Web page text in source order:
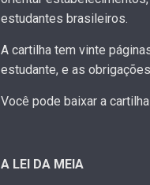
estudantes brasileiros.
A cartilha tem vinte
estudante, e as
Você pode baixar a
A LEI DA MEIA